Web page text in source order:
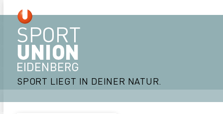
SPORT LIEGT IN DEINER NATUR.